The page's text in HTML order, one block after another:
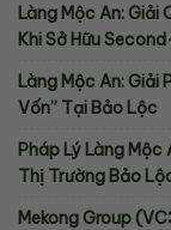
Làng Mộc An: Giải
Khi Sở Hữu
Làng Mộc An: Giải
Vốn” Tại Bảo Lộc
Pháp Lý Làng
Thị Trường Bảo
Mekong Group